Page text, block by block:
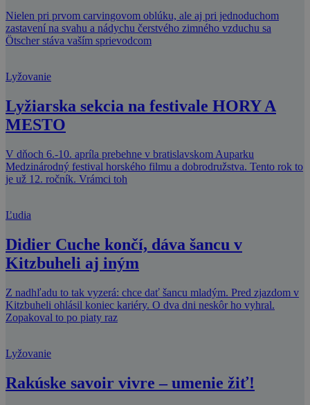
Nielen pri prvom carvingovom oblúku, ale aj pri jednoduchom
zastavení na svahu a nádychu čerstvého zimného vzduchu sa
Ötscher stáva vaším sprievodcom
Lyžovanie
Lyžiarska sekcia na festivale HORY A
MESTO
V dňoch 6.-10. apríla prebehne v bratislavskom Auparku
Medzinárodný festival horského filmu a dobrodružstva. Tento rok to
je už 12. ročník. Vrámci toh
Ľudia
Didier Cuche končí, dáva šancu v
Kitzbuheli aj iným
Z nadhľadu to tak vyzerá: chce dať šancu mladým. Pred zjazdom v
Kitzbuheli ohlásil koniec kariéry. O dva dni neskôr ho vyhral.
Zopakoval to po piaty raz
Lyžovanie
Rakúske savoir vivre – umenie žiť!